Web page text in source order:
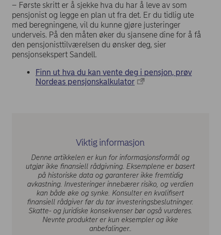
– Første skritt er å sjekke hva du har å leve av som
pensjonist og legge en plan ut fra det. Er du tidlig ute
med beregningene, vil du kunne gjøre justeringer
underveis. På den måten øker du sjansene dine for å få
den pensjonisttilværelsen du ønsker deg, sier
pensjonsekspert Sandell.
Finn ut hva du kan vente deg i pensjon, prøv
Nordeas pensjonskalkulator
Viktig informasjon
Denne artikkelen er kun for informasjonsformål og
utgjør ikke finansiell rådgivning. Eksemplene er basert
på historiske data og garanterer ikke fremtidig
avkastning. Investeringer innebærer risiko, og verdien
kan både øke og synke. Konsulter en kvalifisert
finansiell rådgiver før du tar investeringsbeslutninger.
Skatte- og juridiske konsekvenser bør også vurderes.
Nevnte produkter er kun eksempler og ikke
anbefalinger..